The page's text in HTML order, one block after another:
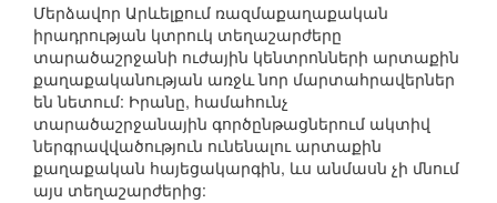
Մերձավոր Արևելքում ռազմաքաղաքական
իրադրության կտրուկ տեղաշարժերը
տարածաշրջանի ուժային կենտրոնների արտաքին
քաղաքականության առջև նոր մարտահրավերներ
են նետում: Իրանը, համահունչ
տարածաշրջանային գործընթացներում ակտիվ
ներգրավվածություն ունենալու արտաքին
քաղաքական հայեցակարգին, ևս անմասն չի մնում
այս տեղաշարժերից: